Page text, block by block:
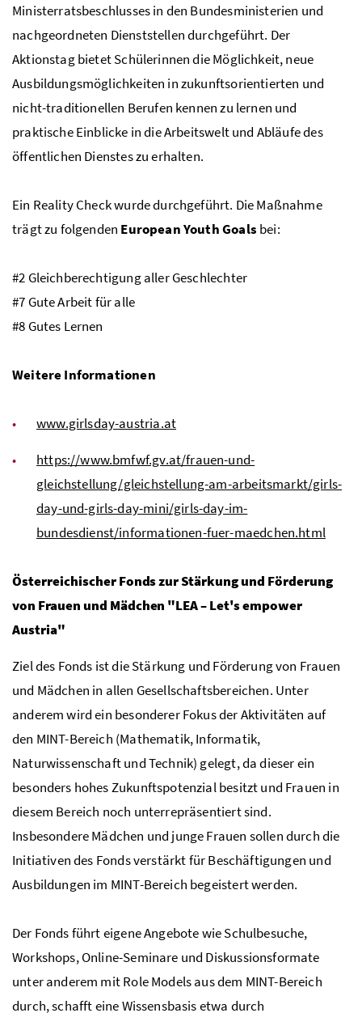
Ministerratsbeschlusses in den Bundesministerien und
nachgeordneten Dienststellen durchgeführt. Der
Aktionstag bietet Schülerinnen die Möglichkeit, neue
Ausbildungsmöglichkeiten in zukunftsorientierten und
nicht-traditionellen Berufen kennen zu lernen und
praktische Einblicke in die Arbeitswelt und Abläufe des
öffentlichen Dienstes zu erhalten.
Ein Reality Checkwurde durchgeführt. Die Maßnahme
trägt zu folgenden European Youth Goals bei:
#2 Gleichberechtigung aller Geschlechter
#7 Gute Arbeit für alle
#8 Gutes Lernen
Weitere Informationen
www.girlsday-austria.at
https://www.bmfwf.gv.at/frauen-und-
gleichstellung/gleichstellung-am-arbeitsmarkt/girls-
day-und-girls-day-mini/girls-day-im-
bundesdienst/informationen-fuer-maedchen.html
Österreichischer Fonds zur Stärkung und Förderung
von Frauen und Mädchen "LEA –Let's empower
Austria"
Ziel des Fonds ist die Stärkung und Förderung von Frauen
und Mädchen in allen Gesellschaftsbereichen. Unter
anderem wird ein besonderer Fokus der Aktivitäten auf
den MINT-Bereich (Mathematik, Informatik,
Naturwissenschaft und Technik) gelegt, da dieser ein
besonders hohes Zukunftspotenzial besitzt und Frauen in
diesem Bereich noch unterrepräsentiert sind.
Insbesondere Mädchen und junge Frauen sollen durch die
Initiativen des Fonds verstärkt für Beschäftigungen und
Ausbildungen im MINT-Bereich begeistert werden.
Der Fonds führt eigene Angebote wie Schulbesuche,
Workshops, Online-Seminare und Diskussionsformate
unter anderem mit Role Models aus dem MINT-Bereich
durch, schafft eine Wissensbasis etwa durch